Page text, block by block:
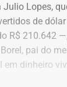
Lopes,
de
R$ 210.642
pai do
dinheiro